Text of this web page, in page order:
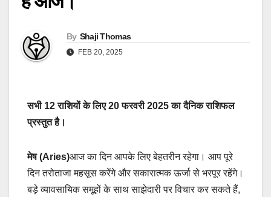
By Shaji Thomas
FEB 20, 2025
सभी 12 राशियों के लिए 20 फरवरी 2025 का दैनिक राशिफल
प्रस्तुत है।
मेष (Aries)आज का दिन आपके लिए बेहतरीन रहेगा। आप पूरे
दिन तरोताजा महसूस करेंगे और सकारात्मक ऊर्जा से भरपूर रहेंगे।
बड़े व्यावसायिक समूहों के साथ साझेदारी पर विचार कर सकते हैं,